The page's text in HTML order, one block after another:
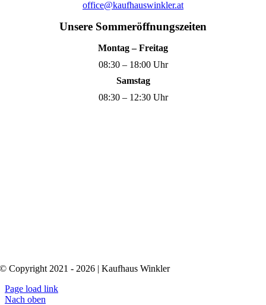
office@kaufhauswinkler.at
Unsere Sommeröffnungszeiten
Montag – Freitag
08:30 – 18:00 Uhr
Samstag
08:30 – 12:30 Uhr
© Copyright 2021 - 2026 | Kaufhaus Winkler
Page load link
Nach oben